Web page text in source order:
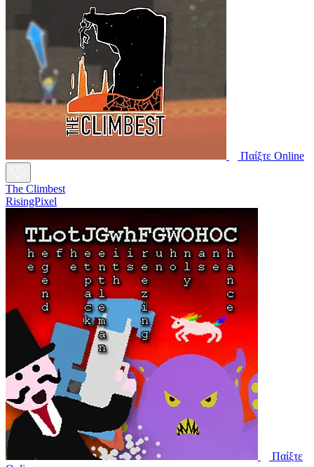
Παίξτε Online
The Climbest
RisingPixel
Παίξτε